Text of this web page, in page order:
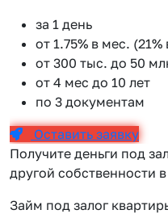
за 1 день
от 1.75% в мес. (21%
от 300 тыс. до 50
от 4 мес до 10 лет
по 3 документам
Оставить заявку
Получите деньги под
другой собственности
Займ под залог